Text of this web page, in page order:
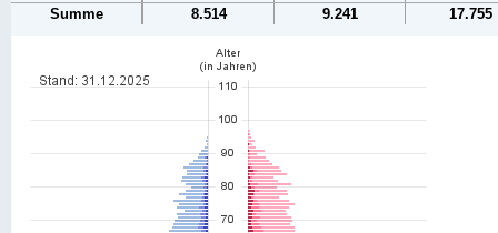
Summe 8.514 9.241 17.755